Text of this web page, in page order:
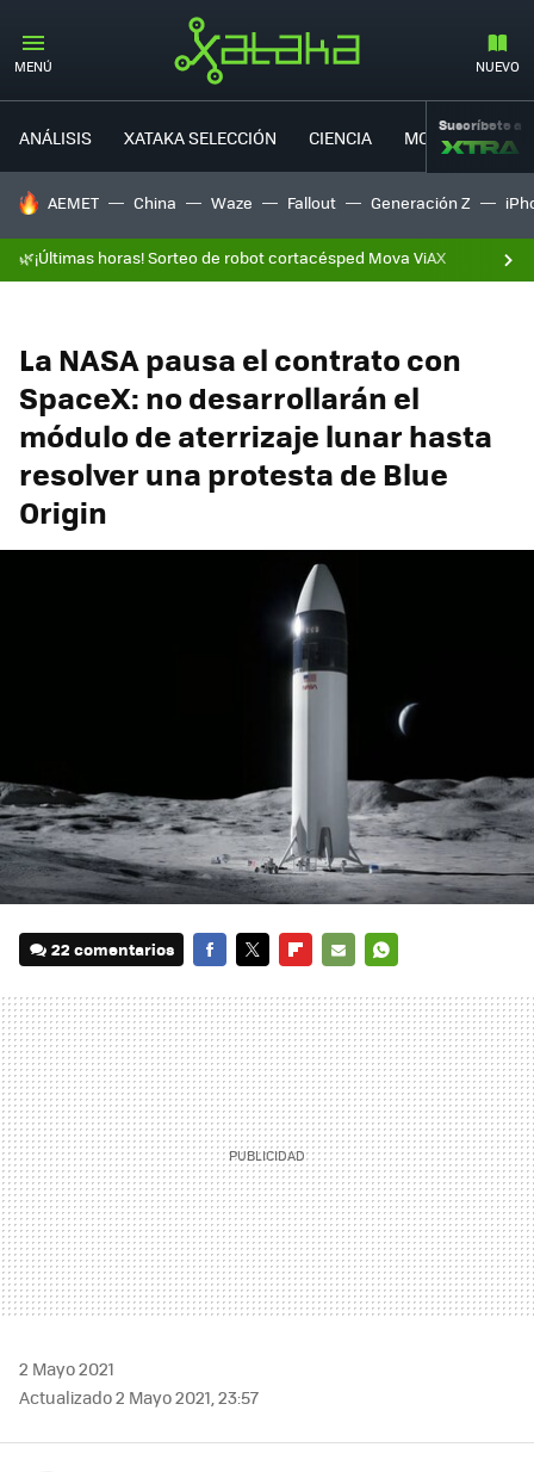
MENÚ NUEVO
ANÁLISIS XATAKA SELECCIÓN CIENCIA MOVILIDAD
Suscríbete a
HOY SE HABLA DE
AEMET China Waze Fallout Generación Z
🌿¡Últimas horas! Sorteo de robot cortacésped Mova ViAX
La NASA pausa el contrato con
SpaceX: no desarrollarán el
módulo de aterrizaje lunar hasta
resolver una protesta de Blue
Origin
22 comentarios
MAIL
2 Mayo 2021
Actualizado 2 Mayo 2021, 23:57